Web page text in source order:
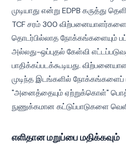
முடியாது என்று EDPB கருத்து
TCF சரம் 300
தொடர்பில்லாத நோக்கங்களையும்
அல்லது-ஒப்புதல் கேள்வி
பாதிக்கப்படக்கூடியது.
முடிந்த இடங்களில் நோக்கங்களைப்
"அனைத்தையும் ஏற்றுக்கொள்"
நுணுக்கமான கட்டுப்பாடுகளை
எளிதான மறுப்பை மதிக்கவும்